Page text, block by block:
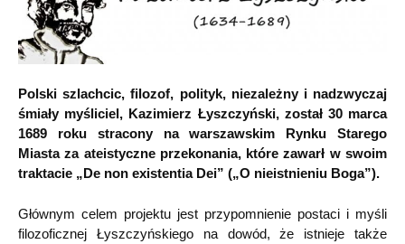
Polski szlachcic, filozof, polityk, niezależny i nadzwyczaj
śmiały myśliciel, Kazimierz Łyszczyński, został 30 marca
1689 roku stracony na warszawskim Rynku Starego
Miasta za ateistyczne przekonania, które zawarł w swoim
traktacie „De non existentia Dei” („O nieistnieniu Boga”).
Głównym celem projektu jest przypomnienie postaci i myśli
filozoficznej Łyszczyńskiego na dowód, że istnieje także